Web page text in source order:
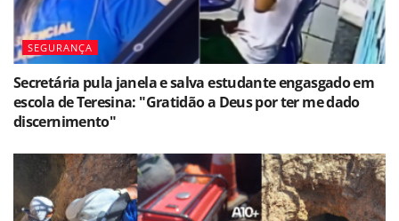
SEGURANÇA
Secretária pula janela e salva estudante engasgado em
escola de Teresina: "Gratidão a Deus por ter me dado
discernimento"